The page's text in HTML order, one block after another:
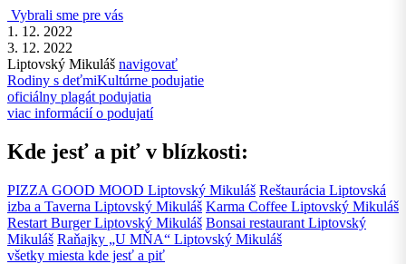
Vybrali sme pre vás
1. 12. 2022
3. 12. 2022
Liptovský Mikuláš navigovať
Rodiny s deťmiKultúrne podujatie
oficiálny plagát podujatia
viac informácií o podujatí
Kde jesť a piť v blízkosti:
PIZZA GOOD MOOD Liptovský Mikuláš Reštaurácia Liptovská
izba a Taverna Liptovský Mikuláš Karma Coffee Liptovský Mikuláš
Restart Burger Liptovský Mikuláš Bonsai restaurant Liptovský
Mikuláš Raňajky „U MŇA“ Liptovský Mikuláš
všetky miesta kde jesť a piť